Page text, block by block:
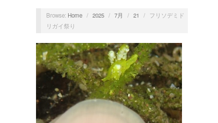
Browse: Home / 2025 / 7月 / 21 /
フリソデミド
リガイ祭り